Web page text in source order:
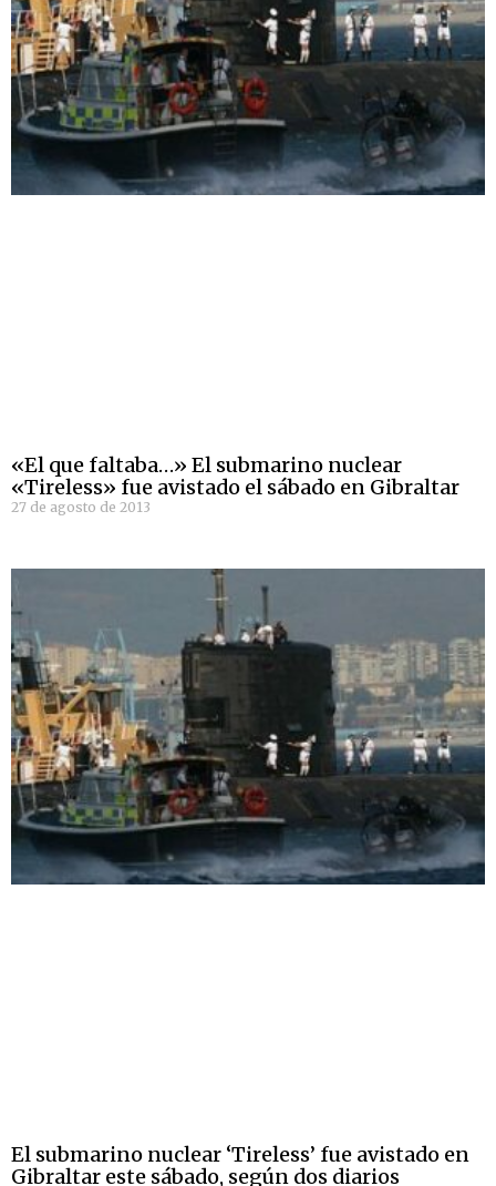
«El que faltaba…» El submarino nuclear
«Tireless» fue avistado el sábado en Gibraltar
27 de agosto de 2013
El submarino nuclear ‘Tireless’ fue avistado en
Gibraltar este sábado, según dos diarios